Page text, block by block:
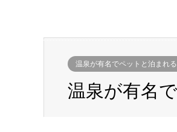
温泉が有名でペットと泊まれ
温泉が有名